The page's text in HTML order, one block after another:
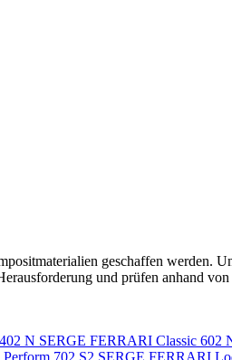
geschaffen werden.
und prüfen anhand von
N SERGE FERRARI Classic 602
702 S2 SERGE FERRARI